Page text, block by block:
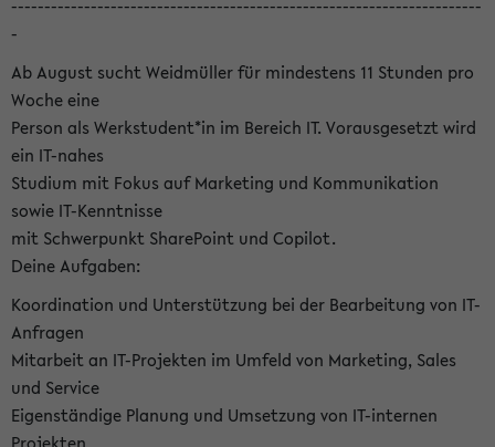
-----------------------------------------------------------------------
-
Ab August sucht Weidmüller für mindestens 11 Stunden pro
Woche eine
Person als Werkstudent*in im Bereich IT. Vorausgesetzt wird
ein IT-nahes
Studium mit Fokus auf Marketing und Kommunikation
sowie IT-Kenntnisse
mit Schwerpunkt SharePoint und Copilot.
Deine Aufgaben:
Koordination und Unterstützung bei der Bearbeitung von IT-
Anfragen
Mitarbeit an IT-Projekten im Umfeld von Marketing, Sales
und Service
Eigenständige Planung und Umsetzung von IT-internen